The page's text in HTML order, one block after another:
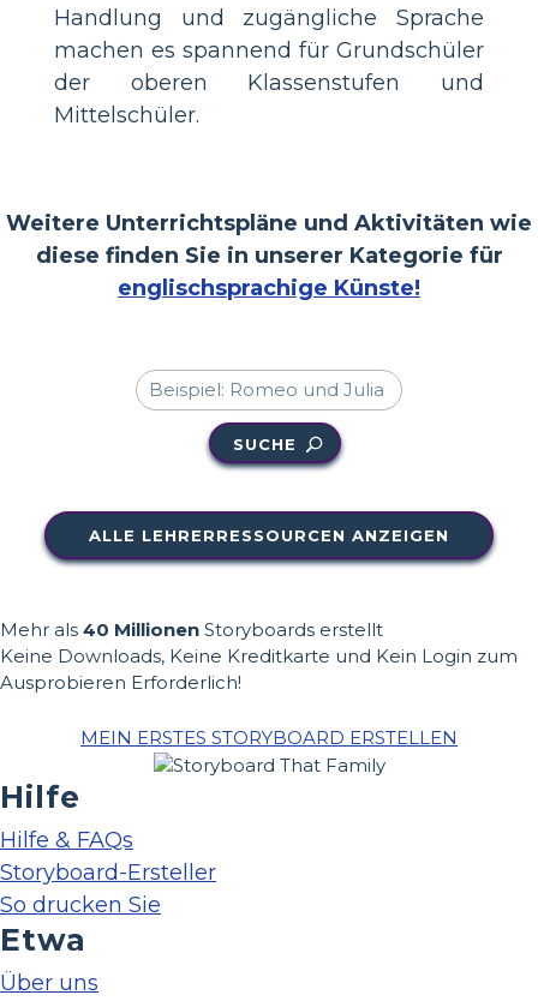
Handlung und zugängliche Sprache
machen es spannend für Grundschüler
der oberen Klassenstufen und
Mittelschüler.
Weitere Unterrichtspläne und Aktivitäten wie
diese finden Sie in unserer Kategorie für
englischsprachige Künste!
SUCHE
ALLE LEHRERRESSOURCEN ANZEIGEN
Mehr als 40 Millionen Storyboards erstellt
Keine Downloads, Keine Kreditkarte und Kein Login zum
Ausprobieren Erforderlich!
MEIN ERSTES STORYBOARD ERSTELLEN
Hilfe
Hilfe & FAQs
Storyboard-Ersteller
So drucken Sie
Etwa
Über uns